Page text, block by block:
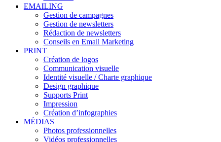
EMAILING
Gestion de campagnes
Gestion de newsletters
Rédaction de newsletters
Conseils en Email Marketing
PRINT
Création de logos
Communication visuelle
Identité visuelle / Charte graphique
Design graphique
Supports Print
Impression
Création d’infographies
MÉDIAS
Photos professionnelles
Vidéos professionnelles